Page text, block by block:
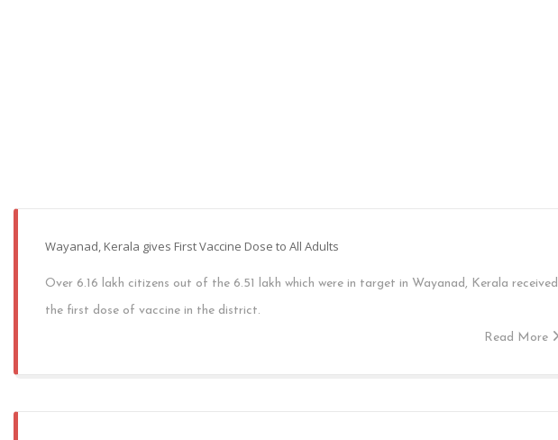
Wayanad, Kerala gives First Vaccine Dose to All Adults
Over 6.16 lakh citizens out of the 6.51 lakh which were in target in Wayanad, Kerala received
the first dose of vaccine in the district.
Read More